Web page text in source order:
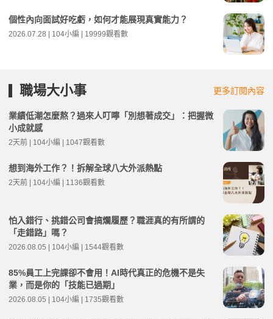
個性內向面試好吃虧，如何才能展現真實能力？
2026.07.28 | 104小編 | 19999觀看數
職場大小事 更多訂閱內容
業績低潮怎麼熬？過來人叮嚀「別想著成交」：把握微
小成就感
2天前 | 104小編 | 1047觀看數
想到海外工作？！拆解全球八大外派熱點
2天前 | 104小編 | 1136觀看數
怕入錯行、挑錯公司會搞爛履歷？職涯真的有所謂的
「走錯路」嗎？
2026.08.05 | 104小編 | 1544觀看數
85%員工上完課卻不會用！AI時代真正的危機不是失
業，而是你的「技能已過期」
2026.08.05 | 104小編 | 1735觀看數